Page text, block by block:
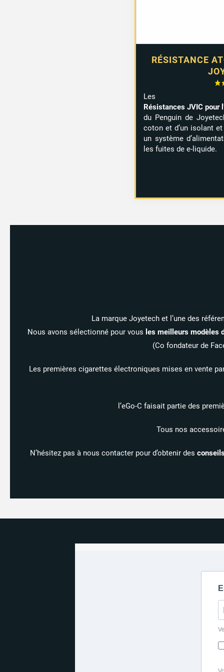
RÉSISTANCE
Les
Résistances JVIC pour
du Penguin de
coton et d’un isolant
un système
les fuites de e-liquide.
La marque Joyetech et l’une des
Nous avons sélectionné pour vous les meilleurs modèles
(Co fondateur de
Les premières cigarettes électroniques mises en vente
l’eGo-C faisait partie des
Tous nos
N’hésitez pas à nous contacter pour d’obtenir des